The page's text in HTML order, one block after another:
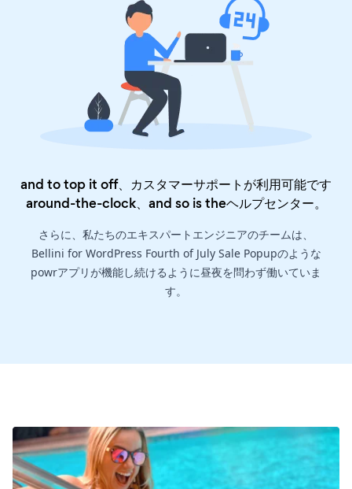
and to top it off、カスタマーサポートが利用可能です
around-the-clock、and so is theヘルプセンター。
さらに、私たちのエキスパートエンジニアのチームは、
Bellini for WordPress Fourth of July Sale Popupのような
powrアプリが機能し続けるように昼夜を問わず働いていま
す。